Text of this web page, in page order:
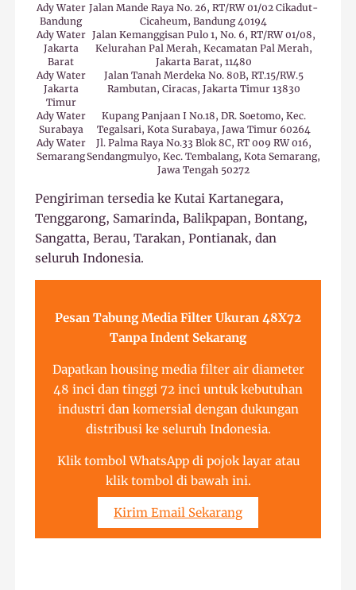
Ady Water
Bandung
Jalan Mande Raya No. 26, RT/RW 01/02 Cikadut-
Cicaheum, Bandung 40194
Ady Water
Jakarta
Barat
Jalan Kemanggisan Pulo 1, No. 6, RT/RW 01/08,
Kelurahan Pal Merah, Kecamatan Pal Merah,
Jakarta Barat, 11480
Ady Water
Jakarta
Timur
Jalan Tanah Merdeka No. 80B, RT.15/RW.5
Rambutan, Ciracas, Jakarta Timur 13830
Ady Water
Surabaya
Kupang Panjaan I No.18, DR. Soetomo, Kec.
Tegalsari, Kota Surabaya, Jawa Timur 60264
Ady Water
Semarang
Jl. Palma Raya No.33 Blok 8C, RT 009 RW 016,
Sendangmulyo, Kec. Tembalang, Kota Semarang,
Jawa Tengah 50272
Pengiriman tersedia ke Kutai Kartanegara,
Tenggarong, Samarinda, Balikpapan, Bontang,
Sangatta, Berau, Tarakan, Pontianak, dan
seluruh Indonesia.
Pesan Tabung Media Filter Ukuran 48X72
Tanpa Indent Sekarang
Dapatkan housing media filter air diameter
48 inci dan tinggi 72 inci untuk kebutuhan
industri dan komersial dengan dukungan
distribusi ke seluruh Indonesia.
Klik tombol WhatsApp di pojok layar atau
klik tombol di bawah ini.
Kirim Email Sekarang